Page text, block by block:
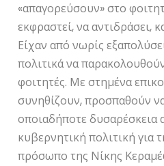
«απαγορεύσουν» στο
εκφραστεί, να αντιδράσει,
Είχαν από νωρίς
πολιτικά να
φοιτητές. Με στημένα
συνηθίζουν, προσπαθούν
οποιαδήποτε δυσαρέσκεια
κυβερνητική πολιτική για
πρόσωπο της Νίκης